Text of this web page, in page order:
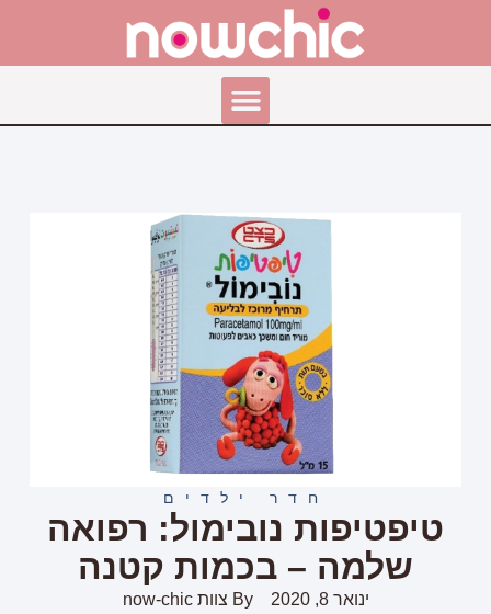
חדר ילדים
טיפטיפות נובימול: רפואה
שלמה – בכמות קטנה
ינואר 8, 2020 By צוות now-chic